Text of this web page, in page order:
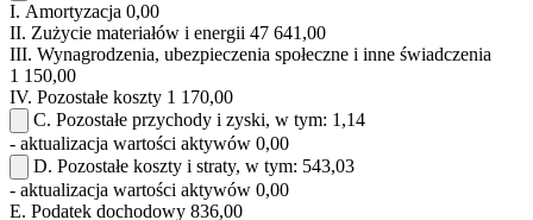
I. Amortyzacja 0,00
II. Zużycie materiałów i energii 47 641,00
III. Wynagrodzenia, ubezpieczenia społeczne i inne świadczenia
1 150,00
IV. Pozostałe koszty 1 170,00
C. Pozostałe przychody i zyski, w tym: 1,14
- aktualizacja wartości aktywów 0,00
D. Pozostałe koszty i straty, w tym: 543,03
- aktualizacja wartości aktywów 0,00
E. Podatek dochodowy 836,00